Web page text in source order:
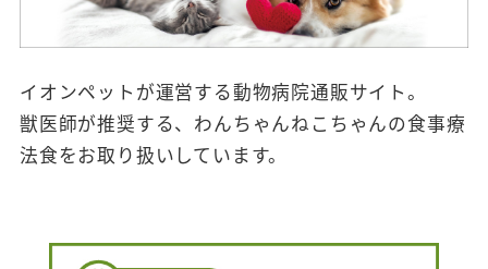
イオンペットが運営する動物病院通販サイト。
獣医師が推奨する、わんちゃんねこちゃんの食事療
法食をお取り扱いしています。